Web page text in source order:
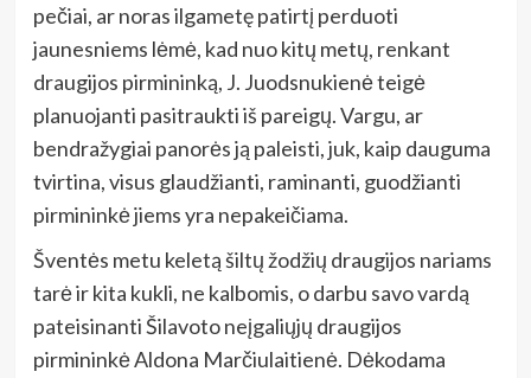
pečiai, ar noras ilgametę patirtį perduoti
jaunesniems lėmė, kad nuo kitų metų, renkant
draugijos pirmininką, J. Juodsnukienė teigė
planuojanti pasitraukti iš pareigų. Vargu, ar
bendražygiai panorės ją paleisti, juk, kaip dauguma
tvirtina, visus glaudžianti, raminanti, guodžianti
pirmininkė jiems yra nepakeičiama.
Šventės metu keletą šiltų žodžių draugijos nariams
tarė ir kita kukli, ne kalbomis, o darbu savo vardą
pateisinanti Šilavoto neįgaliųjų draugijos
pirmininkė Aldona Marčiulaitienė. Dėkodama